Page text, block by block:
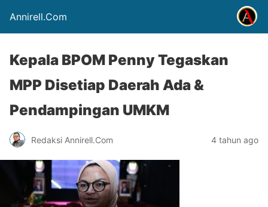
Annirell.Com
Kepala BPOM Penny Tegaskan
MPP Disetiap Daerah Ada &
Pendampingan UMKM
Redaksi Annirell.Com 4 tahun ago